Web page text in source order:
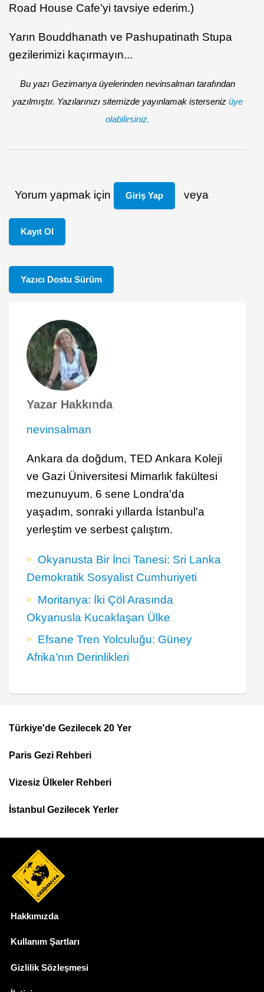
Road House Cafe’yi tavsiye ederim.)
Yarın Bouddhanath ve Pashupatinath Stupa
gezilerimizi kaçırmayın...
Bu yazı Gezimanya üyelerinden nevinsalman tarafından
yazılmıştır. Yazılarınızı sitemizde yayınlamak isterseniz üye
olabilirsiniz.
Yorum yapmak için Giriş Yap veya
Kayıt Ol
Yazıcı Dostu Sürüm
Yazar Hakkında
nevinsalman
Ankara da doğdum, TED Ankara Koleji
ve Gazi Üniversitesi Mimarlık fakültesi
mezunuyum. 6 sene Londra'da
yaşadım, sonraki yıllarda İstanbul'a
yerleştim ve serbest çalıştım.
Okyanusta Bir İnci Tanesi: Sri Lanka
Demokratik Sosyalist Cumhuriyeti
Moritanya: İki Çöl Arasında
Okyanusla Kucaklaşan Ülke
Efsane Tren Yolculuğu: Güney
Afrika’nın Derinlikleri
Top
Menu
Türkiye'de Gezilecek 20 Yer
Paris Gezi Rehberi
Vizesiz Ülkeler Rehberi
İstanbul Gezilecek Yerler
Hakkımızda
Kullanım Şartları
Gizlilik Sözleşmesi